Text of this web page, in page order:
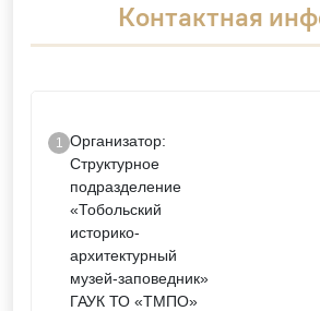
Контактная
Организатор:
Структурное
подразделение
«Тобольский
историко-
архитектурный
музей-заповедник»
ГАУК ТО «ТМПО»